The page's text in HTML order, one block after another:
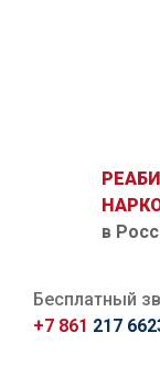
в
Бесплатный
+7 861 217